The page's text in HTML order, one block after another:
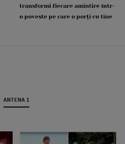
transformi fiecare amintire într-
o poveste pe care o porți cu tine
ANTENA 1